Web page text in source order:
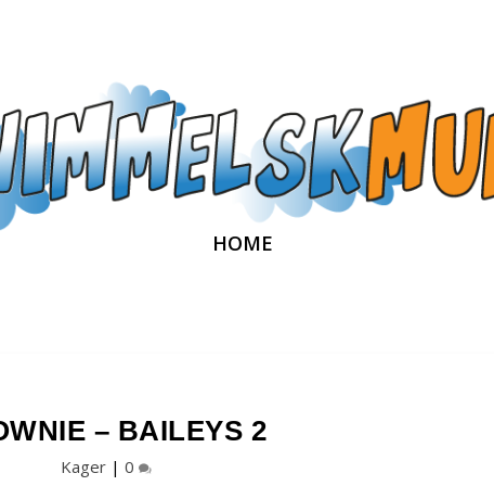
HOME
– BAILEYS 2
Kager | 0